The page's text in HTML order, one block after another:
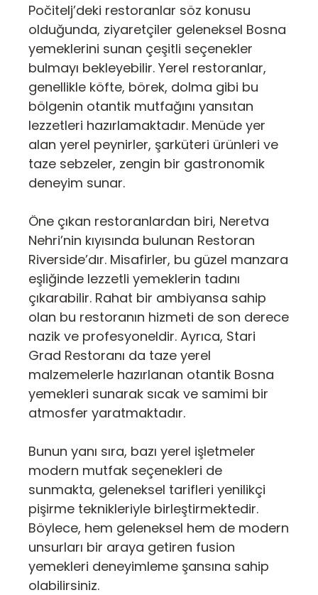
Počitelj’deki restoranlar söz konusu
olduğunda, ziyaretçiler geleneksel Bosna
yemeklerini sunan çeşitli seçenekler
bulmayı bekleyebilir. Yerel restoranlar,
genellikle köfte, börek, dolma gibi bu
bölgenin otantik mutfağını yansıtan
lezzetleri hazırlamaktadır. Menüde yer
alan yerel peynirler, şarküteri ürünleri ve
taze sebzeler, zengin bir gastronomik
deneyim sunar.
Öne çıkan restoranlardan biri, Neretva
Nehri’nin kıyısında bulunan Restoran
Riverside’dır. Misafirler, bu güzel manzara
eşliğinde lezzetli yemeklerin tadını
çıkarabilir. Rahat bir ambiyansa sahip
olan bu restoranın hizmeti de son derece
nazik ve profesyoneldir. Ayrıca, Stari
Grad Restoranı da taze yerel
malzemelerle hazırlanan otantik Bosna
yemekleri sunarak sıcak ve samimi bir
atmosfer yaratmaktadır.
Bunun yanı sıra, bazı yerel işletmeler
modern mutfak seçenekleri de
sunmakta, geleneksel tarifleri yenilikçi
pişirme teknikleriyle birleştirmektedir.
Böylece, hem geleneksel hem de modern
unsurları bir araya getiren fusion
yemekleri deneyimleme şansına sahip
olabilirsiniz.